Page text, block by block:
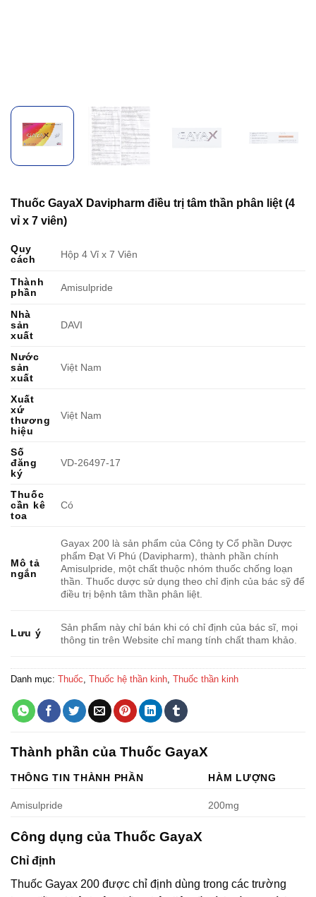
Thuốc GayaX Davipharm điều trị tâm thần phân liệt (4
vỉ x 7 viên)
Quy
cách
Hộp 4 Vỉ x 7 Viên
Thành
phần
Amisulpride
Nhà
sản
xuất
DAVI
Nước
sản
xuất
Việt Nam
Xuất
xứ
thương
hiệu
Việt Nam
Số
đăng
ký
VD-26497-17
Thuốc
cần kê
toa
Có
Mô tả
ngắn
Gayax 200 là sản phẩm của Công ty Cổ phần Dược
phẩm Đạt Vi Phú (Davipharm), thành phần chính
Amisulpride, một chất thuộc nhóm thuốc chống loạn
thần. Thuốc dược sử dụng theo chỉ định của bác sỹ để
điều trị bệnh tâm thần phân liệt.
Lưu ý
Sản phẩm này chỉ bán khi có chỉ định của bác sĩ, mọi
thông tin trên Website chỉ mang tính chất tham khảo.
Danh mục: Thuốc, Thuốc hệ thần kinh, Thuốc thần kinh
Thành phần của Thuốc GayaX
THÔNG TIN THÀNH PHẦN HÀM LƯỢNG
Amisulpride 200mg
Công dụng của Thuốc GayaX
Chỉ định
Thuốc Gayax 200 được chỉ định dùng trong các trường